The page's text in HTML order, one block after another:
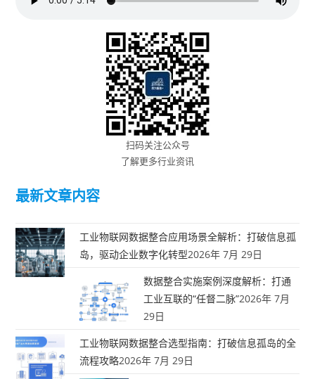
扫码关注公众号
了解更多行业资讯
最新文章内容
工业物联网数据整合应用场景全解析：打破信息孤
岛，驱动企业数字化转型2026年 7月 29日
数据整合实施案例深度解析：打通
工业互联的“任督二脉”2026年 7月
29日
工业物联网数据整合选型指南：打破信息孤岛的全
流程攻略2026年 7月 29日